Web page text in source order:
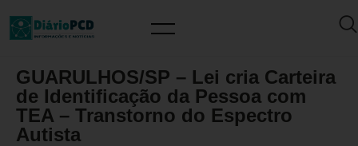
GUARULHOS/SP – Lei cria Carteira
de Identificação da Pessoa com
TEA – Transtorno do Espectro
Autista